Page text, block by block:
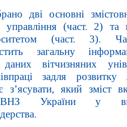
дві основні
управління (част. 2) та
(част. 3).
загальну
вітчизняних
задля розвитку
який зміст
ВНЗ України у